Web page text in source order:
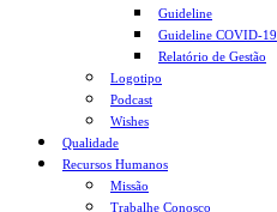
Guideline
Guideline COVID-19
Relatório de Gestão
Logotipo
Podcast
Wishes
Qualidade
Recursos Humanos
Missão
Trabalhe Conosco